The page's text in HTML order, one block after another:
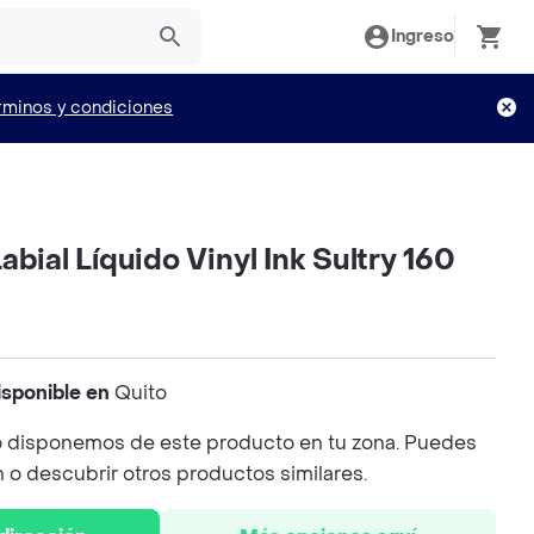
Ingreso
y condiciones
Líquido Vinyl Ink Sultry 160
en Quito
disponemos de este producto en tu zona. Puedes
o descubrir otros productos similares.